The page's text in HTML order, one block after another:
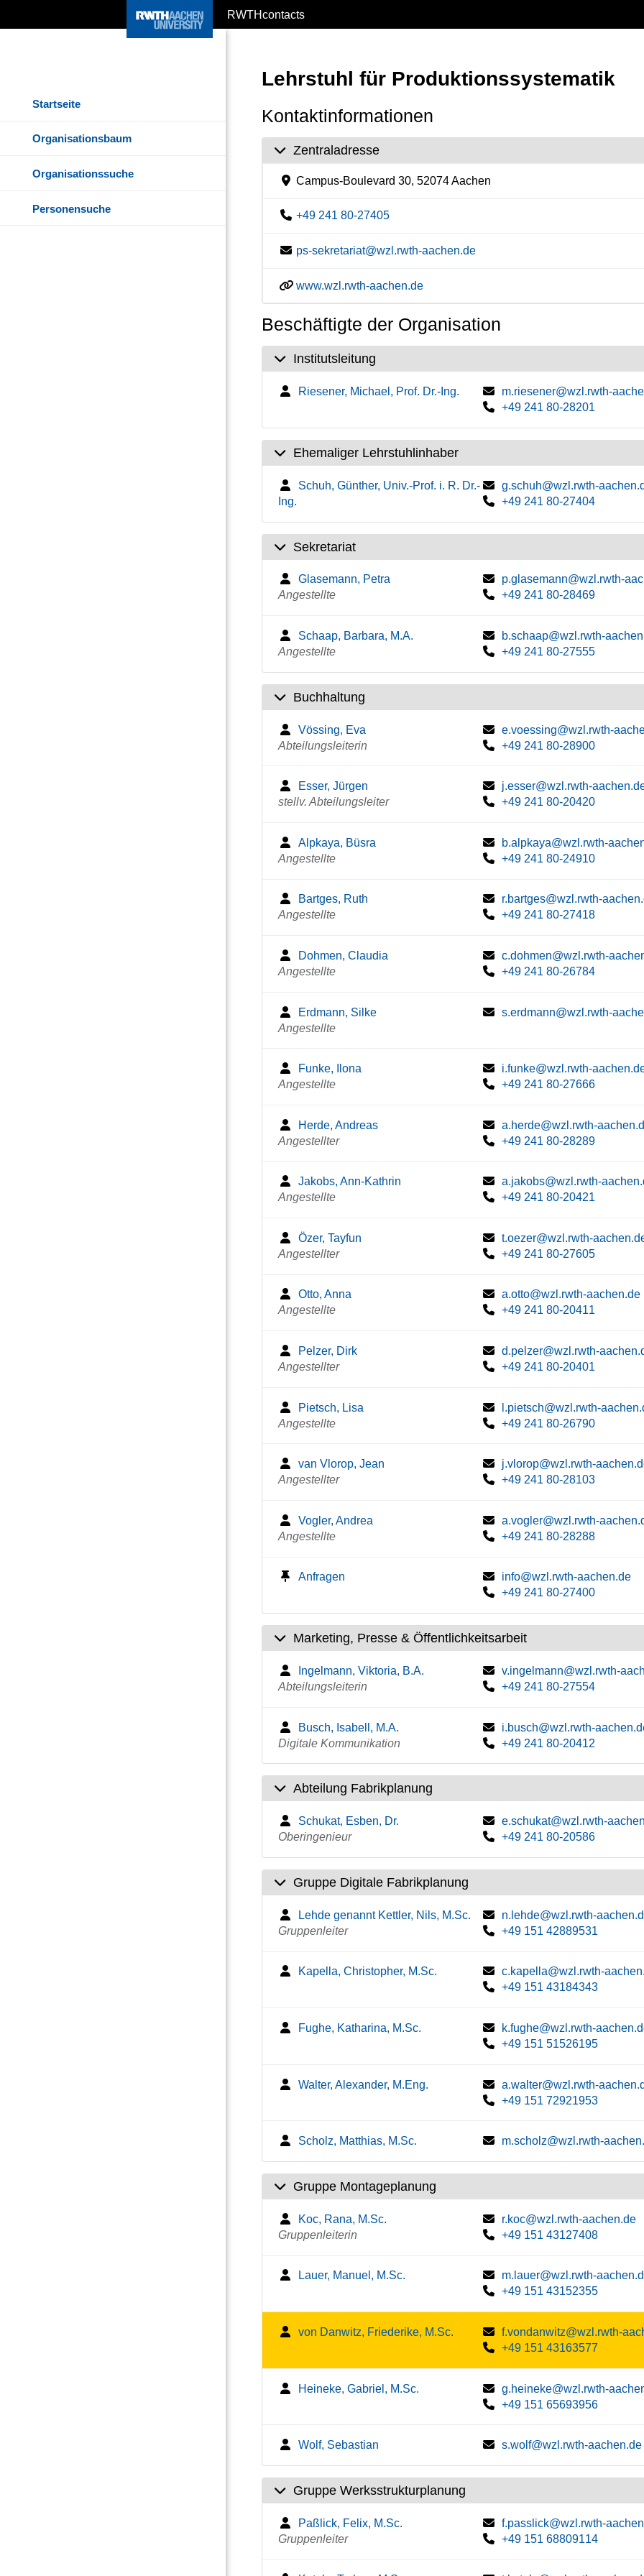
RWTHcontacts
Startseite
Organisationsbaum
Organisationssuche
Personensuche
Lehrstuhl für Produktionssystematik
Kontaktinformationen
Zentraladresse
Campus-Boulevard 30, 52074 Aachen
+49 241 80-27405
ps-sekretariat@wzl.rwth-aachen.de
www.wzl.rwth-aachen.de
Beschäftigte der Organisation
Institutsleitung
Riesener, Michael, Prof. Dr.-Ing.
m.riesener@wzl.rwth-
+49 241 80-28201
Ehemaliger Lehrstuhlinhaber
Schuh, Günther, Univ.-Prof. i. R. Dr.-
Ing.
g.schuh@wzl.rwth-
+49 241 80-27404
Sekretariat
Glasemann, Petra
Angestellte
p.glasemann@wzl.rwth-
+49 241 80-28469
Schaap, Barbara, M.A.
Angestellte
b.schaap@wzl.rwth-
+49 241 80-27555
Buchhaltung
Vössing, Eva
Abteilungsleiterin
e.voessing@wzl.rwth-
+49 241 80-28900
Esser, Jürgen
stellv. Abteilungsleiter
j.esser@wzl.rwth-
+49 241 80-20420
Alpkaya, Büsra
Angestellte
b.alpkaya@wzl.rwth-
+49 241 80-24910
Bartges, Ruth
Angestellte
r.bartges@wzl.rwth-
+49 241 80-27418
Dohmen, Claudia
Angestellte
c.dohmen@wzl.rwth-
+49 241 80-26784
Erdmann, Silke
Angestellte
s.erdmann@wzl.rwth-
Funke, Ilona
Angestellte
i.funke@wzl.rwth-
+49 241 80-27666
Herde, Andreas
Angestellter
a.herde@wzl.rwth-
+49 241 80-28289
Jakobs, Ann-Kathrin
Angestellte
a.jakobs@wzl.rwth-
+49 241 80-20421
Özer, Tayfun
Angestellter
t.oezer@wzl.rwth-
+49 241 80-27605
Otto, Anna
Angestellte
a.otto@wzl.rwth-aachen.de
+49 241 80-20411
Pelzer, Dirk
Angestellter
d.pelzer@wzl.rwth-
+49 241 80-20401
Pietsch, Lisa
Angestellte
l.pietsch@wzl.rwth-
+49 241 80-26790
van Vlorop, Jean
Angestellter
j.vlorop@wzl.rwth-
+49 241 80-28103
Vogler, Andrea
Angestellte
a.vogler@wzl.rwth-
+49 241 80-28288
Anfragen
info@wzl.rwth-aachen.de
+49 241 80-27400
Marketing, Presse & Öffentlichkeitsarbeit
Ingelmann, Viktoria, B.A.
Abteilungsleiterin
v.ingelmann@wzl.rwth-
+49 241 80-27554
Busch, Isabell, M.A.
Digitale Kommunikation
i.busch@wzl.rwth-
+49 241 80-20412
Abteilung Fabrikplanung
Schukat, Esben, Dr.
Oberingenieur
e.schukat@wzl.rwth-
+49 241 80-20586
Gruppe Digitale Fabrikplanung
Lehde genannt Kettler, Nils, M.Sc.
Gruppenleiter
n.lehde@wzl.rwth-
+49 151 42889531
Kapella, Christopher, M.Sc.
c.kapella@wzl.rwth-
+49 151 43184343
Fughe, Katharina, M.Sc.
k.fughe@wzl.rwth-
+49 151 51526195
Walter, Alexander, M.Eng.
a.walter@wzl.rwth-
+49 151 72921953
Scholz, Matthias, M.Sc. m.scholz@wzl.rwth-
Gruppe Montageplanung
Koc, Rana, M.Sc.
Gruppenleiterin
r.koc@wzl.rwth-aachen.de
+49 151 43127408
Lauer, Manuel, M.Sc.
m.lauer@wzl.rwth-
+49 151 43152355
von Danwitz, Friederike, M.Sc.
f.vondanwitz@wzl.rwth-
+49 151 43163577
Heineke, Gabriel, M.Sc.
g.heineke@wzl.rwth-
+49 151 65693956
Wolf, Sebastian s.wolf@wzl.rwth-aachen.de
Gruppe Werksstrukturplanung
Paßlick, Felix, M.Sc.
Gruppenleiter
f.passlick@wzl.rwth-
+49 151 68809114